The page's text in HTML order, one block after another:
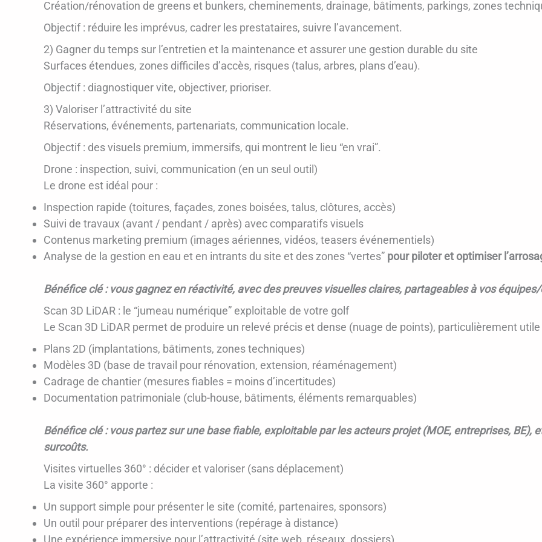
Création/rénovation de greens et bunkers, cheminements, drainage, bâtiments, parkings, zones
Objectif : réduire les imprévus, cadrer les prestataires, suivre l’avancement.
2) Gagner du temps sur l’entretien et la maintenance et assurer une gestion durable du site
Surfaces étendues, zones difficiles d’accès, risques (talus, arbres, plans d’eau).
Objectif : diagnostiquer vite, objectiver, prioriser.
3) Valoriser l’attractivité du site
Réservations, événements, partenariats, communication locale.
Objectif : des visuels premium, immersifs, qui montrent le lieu “en vrai”.
Drone : inspection, suivi, communication (en un seul outil)
Le drone est idéal pour :
Inspection rapide (toitures, façades, zones boisées, talus, clôtures, accès)
Suivi de travaux (avant / pendant / après) avec comparatifs visuels
Contenus marketing premium (images aériennes, vidéos, teasers événementiels)
Analyse de la gestion en eau et en intrants du site et des zones “vertes” pour piloter et optimiser
Bénéfice clé : vous gagnez en réactivité, avec des preuves visuelles claires, partageables à vos
Scan 3D LiDAR : le “jumeau numérique” exploitable de votre golf
Le Scan 3D LiDAR permet de produire un relevé précis et dense (nuage de points), particulièrement utile
Plans 2D (implantations, bâtiments, zones techniques)
Modèles 3D (base de travail pour rénovation, extension, réaménagement)
Cadrage de chantier (mesures fiables = moins d’incertitudes)
Documentation patrimoniale (club-house, bâtiments, éléments remarquables)
Bénéfice clé : vous partez sur une base fiable, exploitable par les acteurs projet (MOE, entreprises, BE),
surcoûts.
Visites virtuelles 360° : décider et valoriser (sans déplacement)
La visite 360° apporte :
Un support simple pour présenter le site (comité, partenaires, sponsors)
Un outil pour préparer des interventions (repérage à distance)
Une expérience immersive pour l’attractivité (site web, réseaux, dossiers)